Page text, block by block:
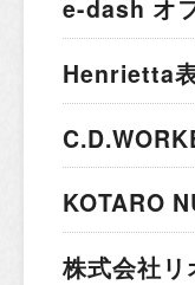
e-dash オ
Henrietta
KOTARO
株式会社